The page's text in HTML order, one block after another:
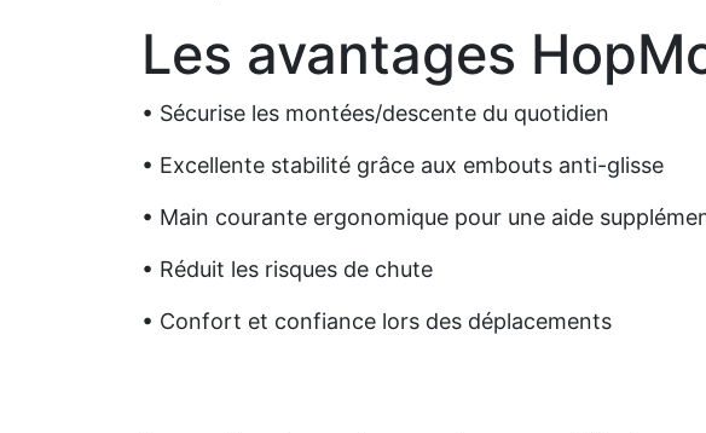
Les avantages
• Sécurise les montées/descente du quotidien
• Excellente stabilité grâce aux embouts anti-glisse
• Main courante ergonomique pour une aide
• Réduit les risques de chute
• Confort et confiance lors des déplacements